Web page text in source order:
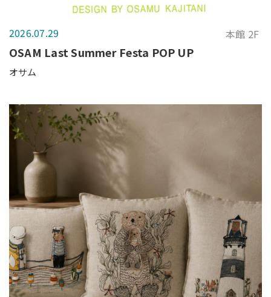
2026.07.29 本館 2F
OSAM Last Summer Festa POP UP
オサム